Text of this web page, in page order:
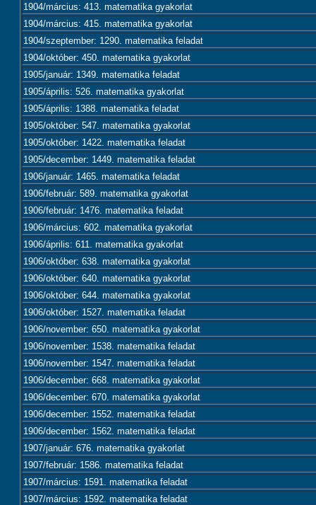
1904/március: 413. matematika gyakorlat
1904/március: 415. matematika gyakorlat
1904/szeptember: 1290. matematika feladat
1904/október: 450. matematika gyakorlat
1905/január: 1349. matematika feladat
1905/április: 526. matematika gyakorlat
1905/április: 1388. matematika feladat
1905/október: 547. matematika gyakorlat
1905/október: 1422. matematika feladat
1905/december: 1449. matematika feladat
1906/január: 1465. matematika feladat
1906/február: 589. matematika gyakorlat
1906/február: 1476. matematika feladat
1906/március: 602. matematika gyakorlat
1906/április: 611. matematika gyakorlat
1906/október: 638. matematika gyakorlat
1906/október: 640. matematika gyakorlat
1906/október: 644. matematika gyakorlat
1906/október: 1527. matematika feladat
1906/november: 650. matematika gyakorlat
1906/november: 1538. matematika feladat
1906/november: 1547. matematika feladat
1906/december: 668. matematika gyakorlat
1906/december: 670. matematika gyakorlat
1906/december: 1552. matematika feladat
1906/december: 1562. matematika feladat
1907/január: 676. matematika gyakorlat
1907/február: 1586. matematika feladat
1907/március: 1591. matematika feladat
1907/március: 1592. matematika feladat